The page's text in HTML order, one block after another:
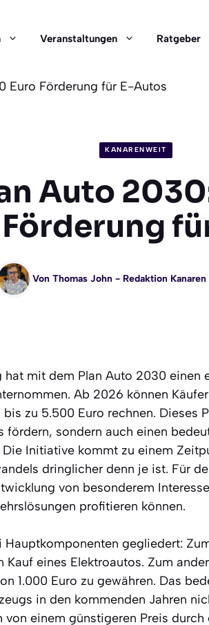
Veranstaltungen Ratgeber
Euro Förderung für E-Autos
KANARENWEIT
Auto
Von Thomas John- Redaktion Kanaren
hat mit dem Plan Auto 2030 einen
Ab 2026 können
zu 5.500 Euro rechnen. Dieses
fördern, sondern auch einen
Initiative kommt zu einem
dringlicher denn je ist. Für
von besonderem
profitieren können.
gegliedert:
Kauf eines Elektroautos. Zum
1.000 Euro zu gewähren. Das
in den kommenden Jahren
einem günstigeren Preis durch